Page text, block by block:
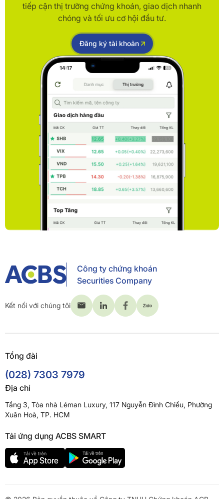
tiếp cận thị trường chứng khoán, giao dịch nhanh
chóng và tối ưu cơ hội đầu tư.
Đăng ký tài khoản
Công ty chứng khoán
Securities Company
Kết nối với chúng tôi
Tổng đài
(028) 7303 7979
Địa chỉ
Tầng 3, Tòa nhà Léman Luxury, 117 Nguyễn Đình Chiểu, Phường
Xuân Hoà, TP. HCM
Tải ứng dụng ACBS SMART